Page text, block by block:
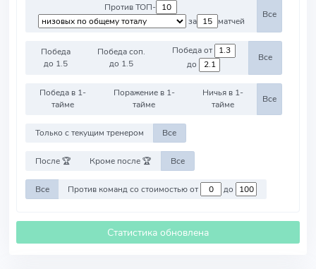
Против ТОП-
за
матчей
Все
Победа
до 1.5
Победа соп.
до 1.5
Победа от
до
Все
Победа в 1-
тайме
Поражение в 1-
тайме
Ничья в 1-
тайме
Все
Только с текущим тренером Все
После 🏆 Кроме после 🏆 Все
Все Против команд со стоимостью от до
Статистика обновлена